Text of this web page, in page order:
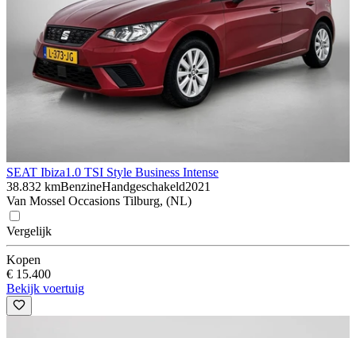
SEAT Ibiza1.0 TSI Style Business Intense
38.832 kmBenzineHandgeschakeld2021
Van Mossel Occasions Tilburg, (NL)
Vergelijk
Kopen
€ 15.400
Bekijk voertuig